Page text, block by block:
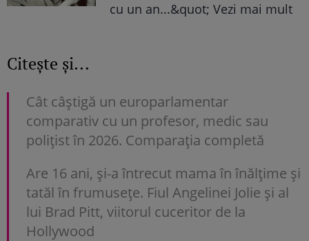
cu un an...&quot; Vezi mai mult
Citește și...
Cât câștigă un europarlamentar
comparativ cu un profesor, medic sau
polițist în 2026. Comparația completă
Are 16 ani, și-a întrecut mama în înălțime și
tatăl în frumusețe. Fiul Angelinei Jolie și al
lui Brad Pitt, viitorul cuceritor de la
Hollywood